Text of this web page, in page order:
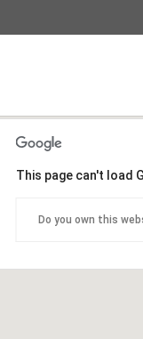
This page can't load
Do you own this